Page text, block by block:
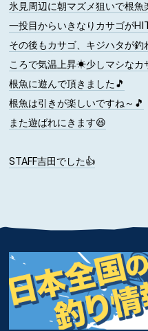
氷見周辺に朝マズメ狙いで根魚
一投目からいきなりカサゴが
その後もカサゴ、キジハタが
ころで気温上昇☀少しマシなカ
根魚に遊んで頂きました🎵
根魚は引きが楽しいですね～🎵
また遊ばれにきます😆
STAFF吉田でした👍